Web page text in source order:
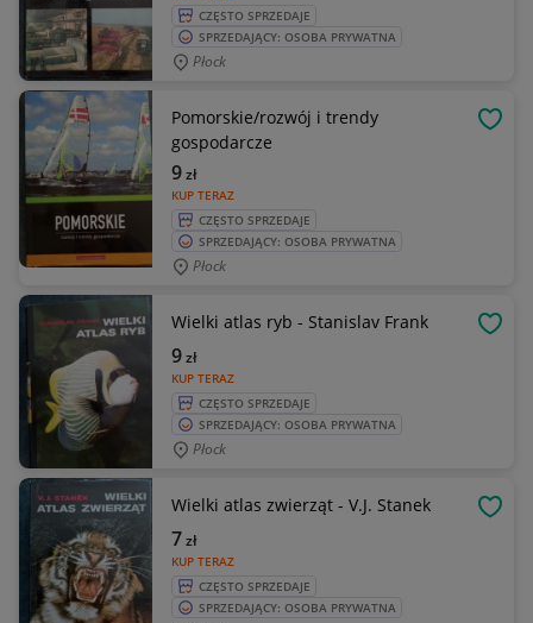
CZĘSTO SPRZEDAJE
SPRZEDAJĄCY: OSOBA PRYWATNA
Płock
Pomorskie/rozwój i trendy
gospodarcze
KUP TERAZ
9zł
CZĘSTO SPRZEDAJE
SPRZEDAJĄCY: OSOBA PRYWATNA
Płock
Wielki atlas ryb - Stanislav Frank
KUP TERAZ
9zł
CZĘSTO SPRZEDAJE
SPRZEDAJĄCY: OSOBA PRYWATNA
Płock
Wielki atlas zwierząt - V.J. Stanek
KUP TERAZ
7zł
CZĘSTO SPRZEDAJE
SPRZEDAJĄCY: OSOBA PRYWATNA